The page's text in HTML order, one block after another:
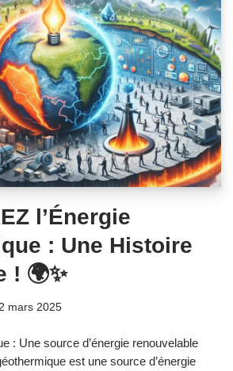
l’Énergie
: Une Histoire
! 🌍✨
mars 2025
: Une source d’énergie renouvelable
est une source d’énergie